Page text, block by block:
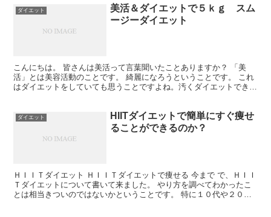
ダイエット
美活＆ダイエットで５ｋｇ スム
ージーダイエット
こんにちは。 皆さんは美活って言葉聞いたことありますか？ 「美
活」とは美容活動のことです。 綺麗になろうということです。 これ
はダイエットをしていても思うことですよね。汚くダイエットできて
ダイエット
HIITダイエットで簡単にすぐ痩せ
ることができるのか？
ＨＩＩＴダイエット ＨＩＩＴダイエットで痩せる 今まで で、ＨＩＩ
Ｔダイエットについて書いて来ました。 やり方を調べてわかったこ
とは相当きついのではないかということです。 特に１０代や２０代